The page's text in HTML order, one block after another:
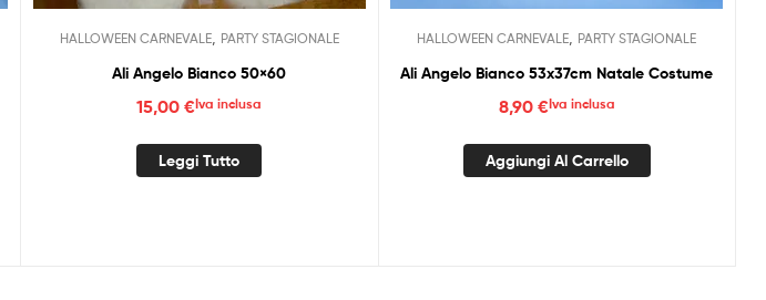
HALLOWEEN CARNEVALE, PARTY STAGIONALE
Ali Angelo Bianco 50×60
15,00€Iva inclusa
Leggi Tutto
HALLOWEEN CARNEVALE PARTY STAGIONALE
Ali Angelo Bianco 53x37cm Natale Costume
8,90 €Iva inclusa
Aggiungi Al Carrello